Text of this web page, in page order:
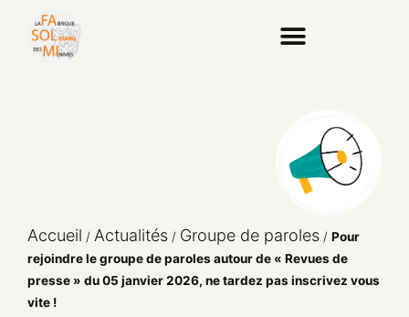
Accueil / Actualités / Groupe de paroles / Pour
rejoindre le groupe de paroles autour de « Revues de
presse » du 05 janvier 2026, ne tardez pas inscrivez vous
vite !